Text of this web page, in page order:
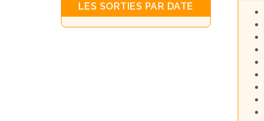
LES SORTIES PAR DATE